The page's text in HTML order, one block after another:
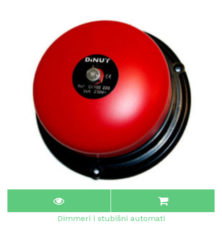
Dimmeri i stubišni automati